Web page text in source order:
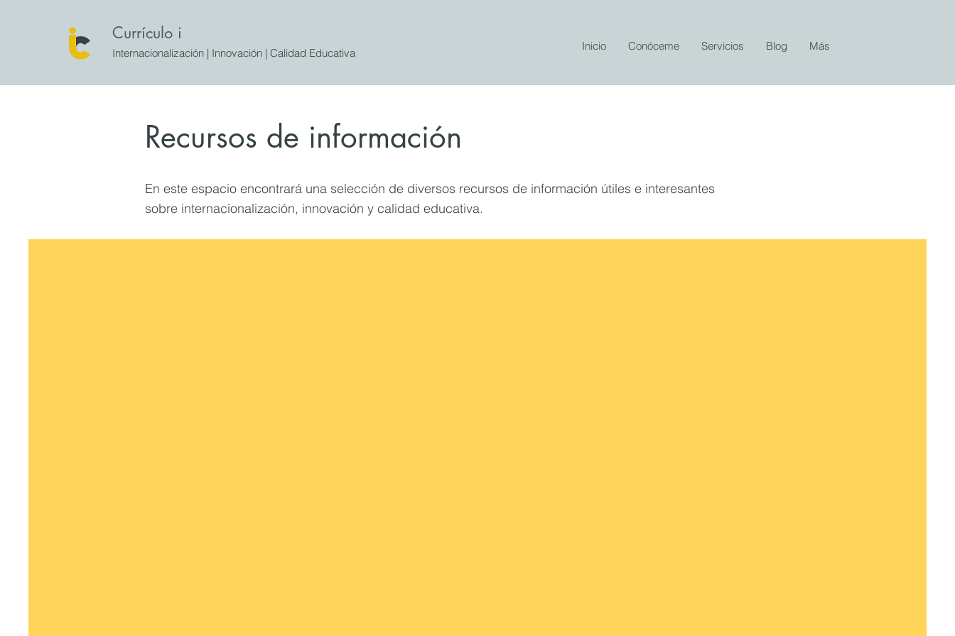
Currículo i
Internacionalización | Innovación | Calidad Educativa
Inicio Conóceme Servicios Blog Más
Recursos de información
En este espacio encontrará una selección de diversos recursos de información útiles e interesantes
sobre internacionalización, innovación y calidad educativa.